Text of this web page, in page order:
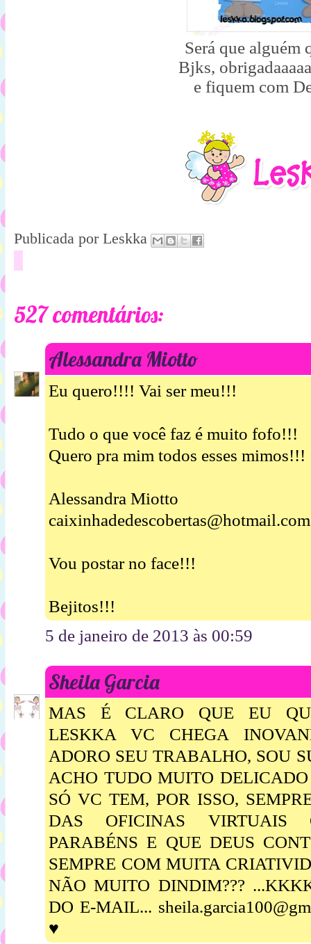
Será que alguém
Bjks,
e fiquem com
Publicada por Leskka
527 comentários:
Alessandra Miotto
Eu quero!!!! Vai ser meu!!!
Tudo o que você faz é muito fofo!!!
Quero pra mim todos esses mimos!!!
Alessandra Miotto
caixinhadedescobertas@hotmail.com
Vou postar no face!!!
Bejitos!!!
5 de janeiro de 2013 às 00:59
Sheila Garcia
MAS É CLARO QUE EU
LESKKA VC CHEGA
ADORO SEU TRABALHO, SOU
ACHO TUDO MUITO
SÓ VC TEM, POR ISSO,
DAS OFICINAS VIRTUAIS
PARABÉNS E QUE DEUS
SEMPRE COM MUITA
NÃO MUITO DINDIM???
DO E-MAIL...
♥